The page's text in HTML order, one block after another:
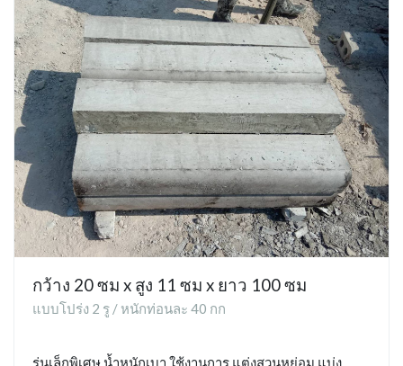
กว้าง 20 ซม x สูง 11 ซม x ยาว 100 ซม
แบบโปร่ง 2 รู / หนักท่อนละ 40 กก
รุ่นเล็กพิเศษ น้ำหนักเบา ใช้งานการ แต่งสวนหย่อม แบ่ง